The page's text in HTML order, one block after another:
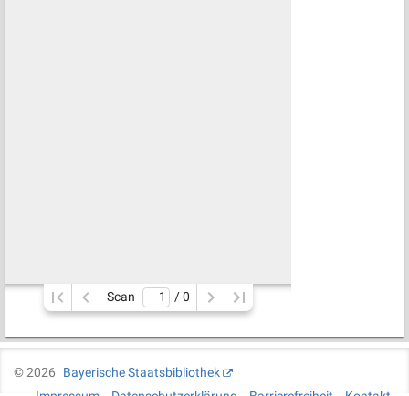
Scan / 0
©2026
Bayerische Staatsbibliothek